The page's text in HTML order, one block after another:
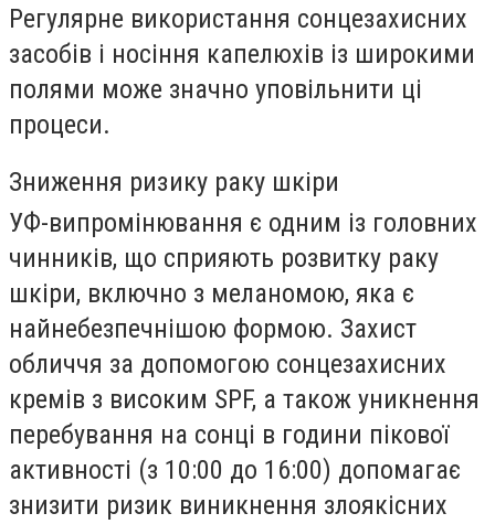
Регулярне використання сонцезахисних
засобів і носіння капелюхів із широкими
полями може значно уповільнити ці
процеси.
Зниження ризику раку шкіри
УФ-випромінювання є одним із головних
чинників, що сприяють розвитку раку
шкіри, включно з меланомою, яка є
найнебезпечнішою формою. Захист
обличчя за допомогою сонцезахисних
кремів з високим SPF, а також уникнення
перебування на сонці в години пікової
активності (з 10:00 до 16:00) допомагає
знизити ризик виникнення злоякісних